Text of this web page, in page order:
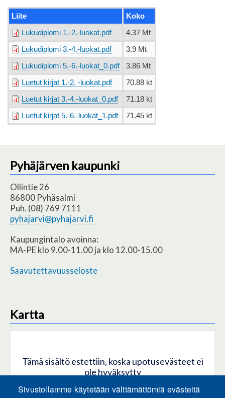
Liite Koko
Lukudiplomi 1.-2.-luokat.pdf 4.37 Mt
Lukudiplomi 3.-4.-luokat.pdf 3.9 Mt
Lukudiplomi 5.-6.-luokat_0.pdf 3.86 Mt
Luetut kirjat 1.-2. -luokat.pdf 70.88 kt
Luetut kirjat 3.-4.-luokat_0.pdf 71.18 kt
Luetut kirjat 5.-6.-luokat_1.pdf 71.45 kt
Pyhäjärven kaupunki
Ollintie 26
86800 Pyhäsalmi
Puh. (08) 769 7111
pyhajarvi@pyhajarvi.fi
Kaupungintalo avoinna:
MA-PE klo 9.00-11.00 ja klo 12.00-15.00
Saavutettavuusseloste
Kartta
Tämä sisältö estettiin, koska upotusevästeet ei
ole hyväksytty
Sivustollamme käytetään välttämättömiä evästeitä